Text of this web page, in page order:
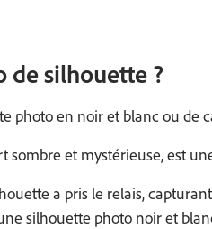
de silhouette ?
photo en noir et blanc ou
sombre et mystérieuse, est
a pris le relais,
silhouette photo noir et